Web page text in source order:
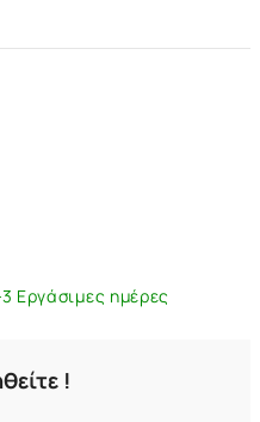
Εργάσιμες ημέρες
!